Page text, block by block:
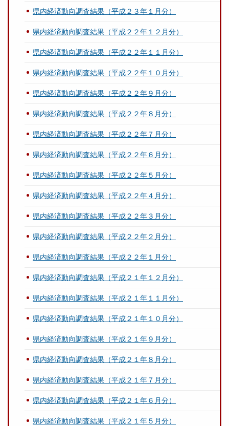
県内経済動向調査結果（平成２３年１月分）
県内経済動向調査結果（平成２２年１２月分）
県内経済動向調査結果（平成２２年１１月分）
県内経済動向調査結果（平成２２年１０月分）
県内経済動向調査結果（平成２２年９月分）
県内経済動向調査結果（平成２２年８月分）
県内経済動向調査結果（平成２２年７月分）
県内経済動向調査結果（平成２２年６月分）
県内経済動向調査結果（平成２２年５月分）
県内経済動向調査結果（平成２２年４月分）
県内経済動向調査結果（平成２２年３月分）
県内経済動向調査結果（平成２２年２月分）
県内経済動向調査結果（平成２２年１月分）
県内経済動向調査結果（平成２１年１２月分）
県内経済動向調査結果（平成２１年１１月分）
県内経済動向調査結果（平成２１年１０月分）
県内経済動向調査結果（平成２１年９月分）
県内経済動向調査結果（平成２１年８月分）
県内経済動向調査結果（平成２１年７月分）
県内経済動向調査結果（平成２１年６月分）
県内経済動向調査結果（平成２１年５月分）